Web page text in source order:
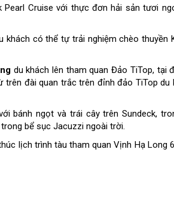
Cruise với thực đơn hải sản tươi
có thể tự trải nghiệm chèo thuyền
du khách lên tham quan Đảo TiTop, tại
đài quan trắc trên đỉnh đảo TiTop du
bánh ngọt và trái cây trên Sundeck,
bể sục Jacuzzi ngoài trời.
lịch trình tàu tham quan Vịnh Hạ Long